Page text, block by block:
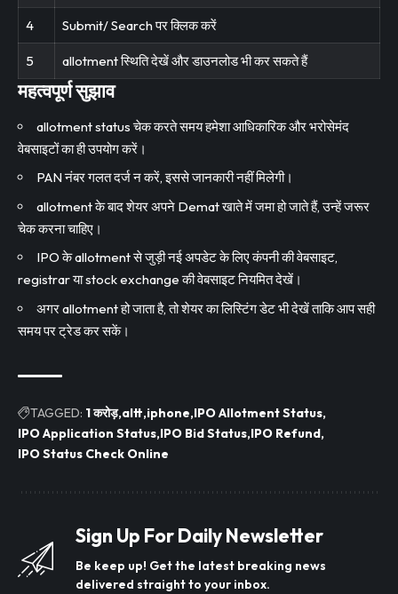
4 Submit/ Search पर क्लिक करें
5 allotment स्थिति देखें और डाउनलोड भी कर सकते हैं
महत्वपूर्ण सुझाव
allotment status चेक करते समय हमेशा आधिकारिक और भरोसेमंद
वेबसाइटों का ही उपयोग करें।
PAN नंबर गलत दर्ज न करें, इससे जानकारी नहीं मिलेगी।
allotment के बाद शेयर अपने Demat खाते में जमा हो जाते हैं, उन्हें जरूर
चेक करना चाहिए।
IPO के allotment से जुड़ी नई अपडेट के लिए कंपनी की वेबसाइट,
registrar या stock exchange की वेबसाइट नियमित देखें।
अगर allotment हो जाता है, तो शेयर का लिस्टिंग डेट भी देखें ताकि आप सही
समय पर ट्रेड कर सकें।
TAGGED: 1 करोड़ altt iphone IPO Allotment Status
IPO Application Status IPO Bid Status IPO Refund
IPO Status Check Online
Sign Up For Daily Newsletter
Be keep up! Get the latest breaking news
delivered straight to your inbox.